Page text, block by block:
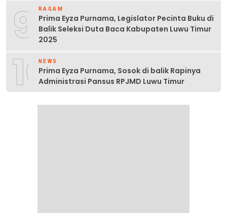
9 RAGAM
Prima Eyza Purnama, Legislator Pecinta Buku di
Balik Seleksi Duta Baca Kabupaten Luwu Timur
2025
10NEWS
Prima Eyza Purnama, Sosok di balik Rapinya
Administrasi Pansus RPJMD Luwu Timur